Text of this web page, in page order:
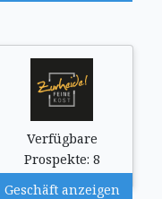
Verfügbare
Prospekte: 8
Geschäft anzeigen